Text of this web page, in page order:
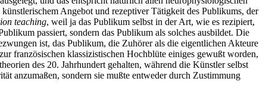
Angebot und rezeptiver Tätigkeit des Publikums, der
teaching, weil ja das Publikum selbst in der Art, wie es rezipiert,
passiert, sondern das Publikum als solches ausbildet. Die
ist, das Publikum, die Zuhörer als die eigentlichen Akteure
französischen klassizistischen Hochblüte einiges gewußt worden,
des 20. Jahrhundert gehalten, während die Künstler selbst
anzumaßen, sondern sie mußte entweder durch Zustimmung